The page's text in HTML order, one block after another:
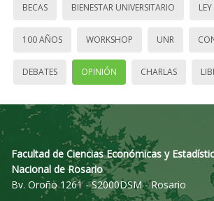
BECAS BIENESTAR UNIVERSITARIO
100 AÑOS WORKSHOP UNR
DEBATES OPINIÓN CHARLAS
Facultad de Ciencias Económicas y
Nacional de Rosario
Bv. Oroño 1261 - S2000DSM - Rosario